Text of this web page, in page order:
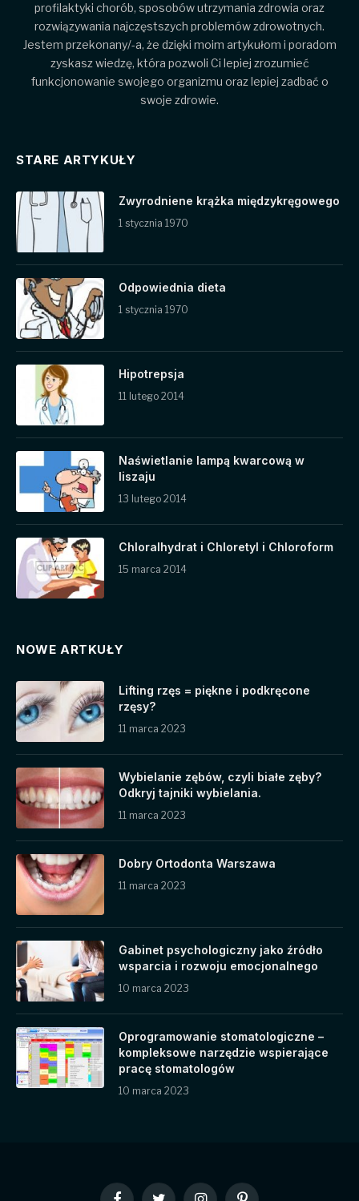
profilaktyki chorób, sposobów utrzymania zdrowia oraz
rozwiązywania najczęstszych problemów zdrowotnych.
Jestem przekonany/-a, że dzięki moim artykułom i poradom
zyskasz wiedzę, która pozwoli Ci lepiej zrozumieć
funkcjonowanie swojego organizmu oraz lepiej zadbać o
swoje zdrowie.
STARE ARTYKUŁY
Zwyrodniene krążka międzykręgowego
1 stycznia 1970
Odpowiednia dieta
1 stycznia 1970
Hipotrepsja
11 lutego 2014
Naświetlanie lampą kwarcową w
liszaju
13 lutego 2014
Chloralhydrat i Chloretyl i Chloroform
15 marca 2014
NOWE ARTKUŁY
Lifting rzęs = piękne i podkręcone
rzęsy?
11 marca 2023
Wybielanie zębów, czyli białe zęby?
Odkryj tajniki wybielania.
11 marca 2023
Dobry Ortodonta Warszawa
11 marca 2023
Gabinet psychologiczny jako źródło
wsparcia i rozwoju emocjonalnego
10 marca 2023
Oprogramowanie stomatologiczne –
kompleksowe narzędzie wspierające
pracę stomatologów
10 marca 2023